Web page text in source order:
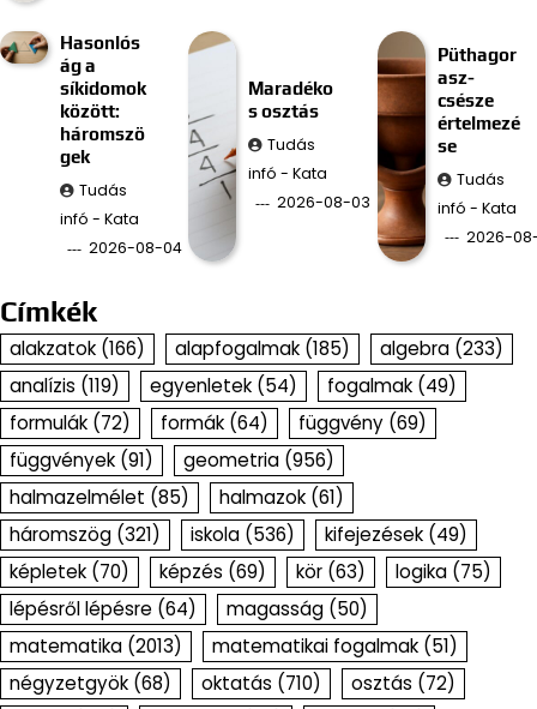
Hasonlós
ág a
síkidomok
között:
háromszö
gek
Tudás
infó - Kata
2026-08-04
Maradéko
s osztás
Tudás
infó - Kata
2026-08-03
Püthagor
asz-
csésze
értelmezé
se
Tudás
infó - Kata
2026-
Címkék
alakzatok (166) alapfogalmak (185) algebra (233)
analízis (119) egyenletek (54) fogalmak (49)
formulák (72) formák (64) függvény (69)
függvények (91) geometria (956)
halmazelmélet (85) halmazok (61)
háromszög (321) iskola (536) kifejezések (49)
képletek (70) képzés (69) kör (63) logika (75)
lépésről lépésre (64) magasság (50)
matematika (2013) matematikai fogalmak (51)
négyzetgyök (68) oktatás (710) osztás (72)